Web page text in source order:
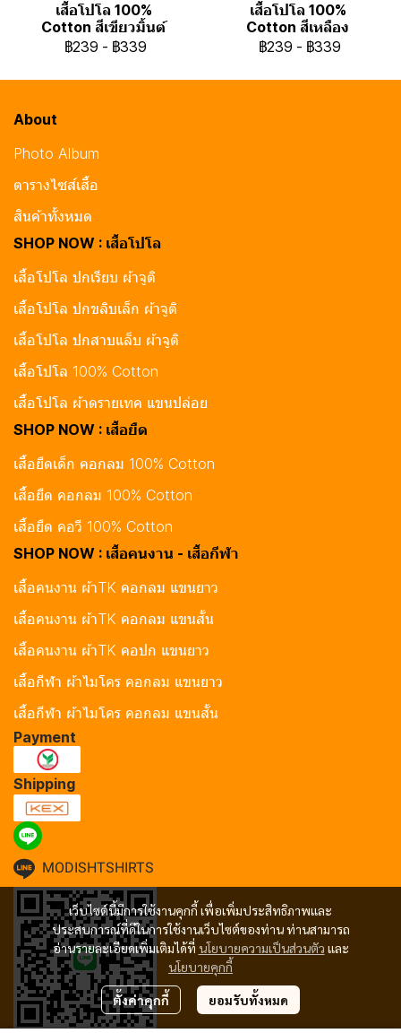
เสื้อโปโล 100%
Cotton สีเขียวมิ้นต์
฿239 - ฿339
เสื้อโปโล 100%
Cotton สีเหลือง
฿239 - ฿339
เว็บไซต์นี้มีการใช้งานคุกกี้ เพื่อเพิ่มประสิทธิภาพและ
ประสบการณ์ที่ดีในการใช้งานเว็บไซต์ของท่าน ท่านสามารถ
อ่านรายละเอียดเพิ่มเติมได้ที่ นโยบายความเป็นส่วนตัว และ
นโยบายคุกกี้
ตั้งค่าคุกกี้ ยอมรับทั้งหมด
About
Photo Album
ตารางไซส์เสื้อ
สินค้าทั้งหมด
SHOP NOW : เสื้อโปโล
เสื้อโปโล ปกเรียบ ผ้าจูติ
เสื้อโปโล ปกขลิบเล็ก ผ้าจูติ
เสื้อโปโล ปกสาบแล็บ ผ้าจูติ
เสื้อโปโล 100% Cotton
เสื้อโปโล ผ้าดรายเทค แขนปล่อย
SHOP NOW : เสื้อยืด
เสื้อยืดเด็ก คอกลม 100% Cotton
เสื้อยืด คอกลม 100% Cotton
เสื้อยืด คอวี 100% Cotton
SHOP NOW : เสื้อคนงาน - เสื้อกีฬา
เสื้อคนงาน ผ้าTK คอกลม แขนยาว
เสื้อคนงาน ผ้าTK คอกลม แขนสั้น
เสื้อคนงาน ผ้าTK คอปก แขนยาว
เสื้อกีฬา ผ้าไมโคร คอกลม แขนยาว
เสื้อกีฬา ผ้าไมโคร คอกลม แขนสั้น
Payment
Shipping
MODISHTSHIRTS